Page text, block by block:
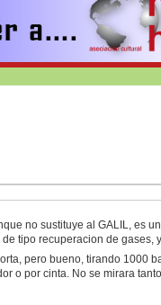
no sustituye al GALIL, es
tipo recuperacion de
pero bueno, tirando 1000
o por cinta. No se mirara